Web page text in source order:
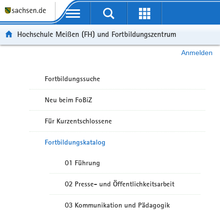
Portalübergreifende Navigation
Hochschule Meißen (FH) und Fortbildungszentrum
Anmelden
Fortbildungssuche
Neu beim FoBiZ
Für Kurzentschlossene
Fortbildungskatalog
01 Führung
02 Presse- und Öffentlichkeitsarbeit
03 Kommunikation und Pädagogik